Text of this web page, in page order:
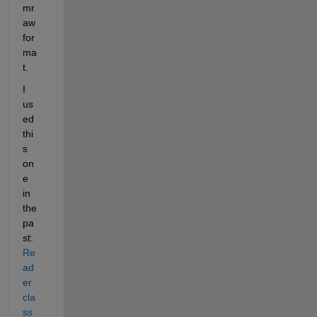
mr
aw
for
ma
t.
I
us
ed
thi
s
on
e
in
the
pa
st:
Re
ad
er
cla
ss